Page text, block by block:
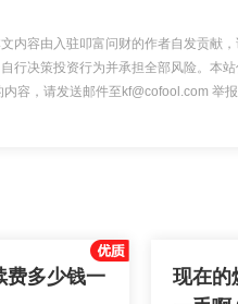
内容由入驻叩富问财的作者自发贡献
行决策投资行为并承担全部风险。本
容，请发送邮件至kf@cofool.com 举
费多少钱一
现在的